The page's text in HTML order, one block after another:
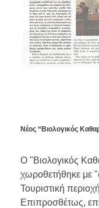
Νέος “Βιολογικός
Ο "Βιολογικός
χωροθετήθηκε με
Τουριστική
Επιπροσθέτως,